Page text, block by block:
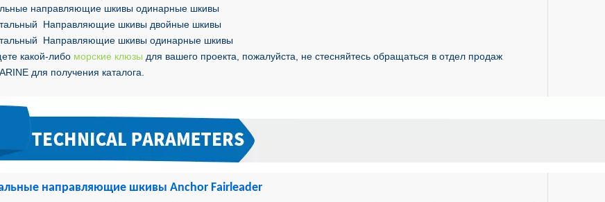
направляющие шкивы одинарные шкивы
Направляющие шкивы двойные шкивы
Направляющие шкивы одинарные шкивы
какой-либо морские клюзы для вашего проекта, пожалуйста, не стесняйтесь обращаться в отдел продаж
для получения каталога.
направляющие шкивы Anchor Fairleader